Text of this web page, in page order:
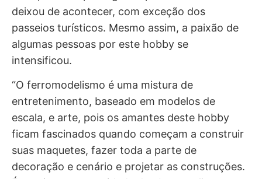
deixou de acontecer, com exceção dos
passeios turísticos. Mesmo assim, a paixão de
algumas pessoas por este hobby se
intensificou.
“O ferromodelismo é uma mistura de
entretenimento, baseado em modelos de
escala, e arte, pois os amantes deste hobby
ficam fascinados quando começam a construir
suas maquetes, fazer toda a parte de
decoração e cenário e projetar as construções.